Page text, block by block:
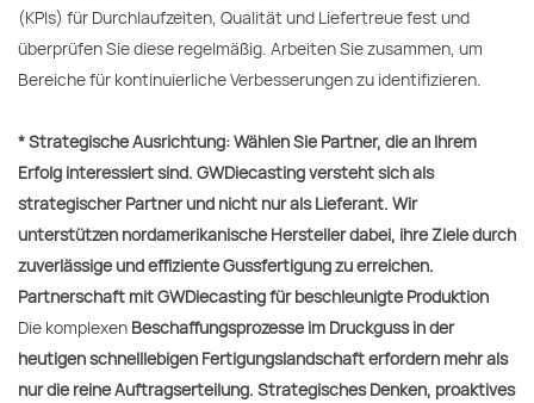
(KPIs) für Durchlaufzeiten, Qualität und Liefertreue fest und
überprüfen Sie diese regelmäßig. Arbeiten Sie zusammen, um
Bereiche für kontinuierliche Verbesserungen zu identifizieren.
* Strategische Ausrichtung: Wählen Sie Partner, die an Ihrem
Erfolg interessiert sind. GWDiecasting versteht sich als
strategischer Partner und nicht nur als Lieferant. Wir
unterstützen nordamerikanische Hersteller dabei, ihre Ziele durch
zuverlässige und effiziente Gussfertigung zu erreichen.
Partnerschaft mit GWDiecasting für beschleunigte Produktion
Die komplexen Beschaffungsprozesse im Druckguss in der
heutigen schnelllebigen Fertigungslandschaft erfordern mehr als
nur die reine Auftragserteilung. Strategisches Denken, proaktives